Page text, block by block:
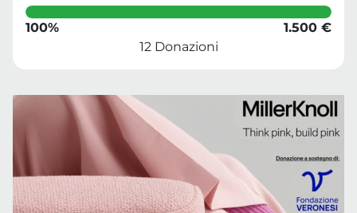
100%
1.500 €
12 Donazioni